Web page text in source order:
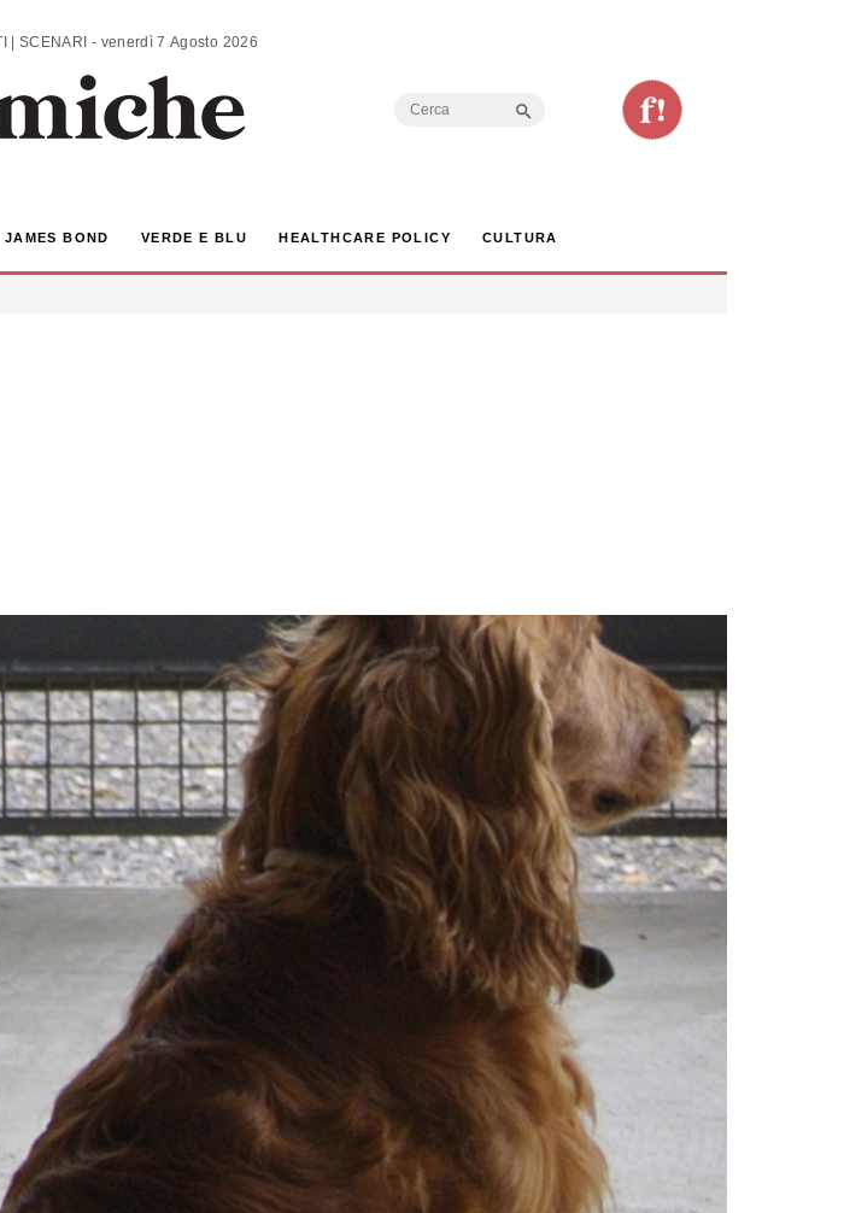
ANALISI | COMMENTI | SCENARI - venerdì 7 Agosto 2026
Search
JAMES BOND VERDE E BLU HEALTHCARE POLICY CULTURA